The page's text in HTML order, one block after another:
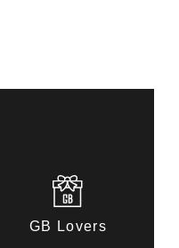
GB Lovers